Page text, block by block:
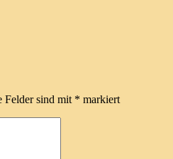
Felder sind mit * markiert